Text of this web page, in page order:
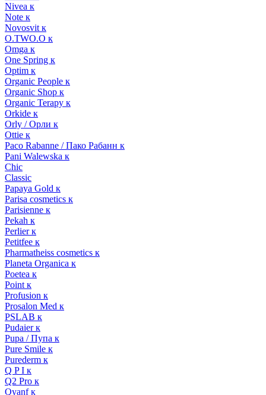
Nivea к
Note к
Novosvit к
O.TWO.O к
Omga к
One Spring к
Optim к
Organic People к
Organic Shop к
Organic Terapy к
Orkide к
Orly / Орли к
Ottie к
Paco Rabanne / Пако Рабанн к
Pani Walewska к
Chic
Classic
Papaya Gold к
Parisa cosmetics к
Parisienne к
Pekah к
Perlier к
Petitfee к
Pharmatheiss cosmetics к
Planeta Organica к
Poetea к
Point к
Profusion к
Prosalon Med к
PSLAB к
Pudaier к
Pupa / Пупа к
Pure Smile к
Purederm к
Q P I к
Q2 Pro к
Qyanf к